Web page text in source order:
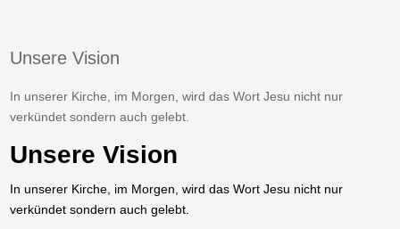
Unsere Vision
In unserer Kirche, im Morgen, wird das Wort Jesu nicht nur
verkündet sondern auch gelebt.
Unsere Vision
In unserer Kirche, im Morgen, wird das Wort Jesu nicht nur
verkündet sondern auch gelebt.